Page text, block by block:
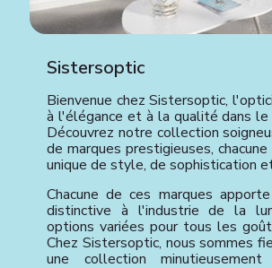
Sistersoptic
Bienvenue chez Sistersoptic,
à l'élégance et à la qualité dans
Découvrez notre collection
de marques prestigieuses,
unique de style, de sophistication
Chacune de ces marques
distinctive à l'industrie de la
options variées pour tous les
Chez Sistersoptic, nous sommes
une collection